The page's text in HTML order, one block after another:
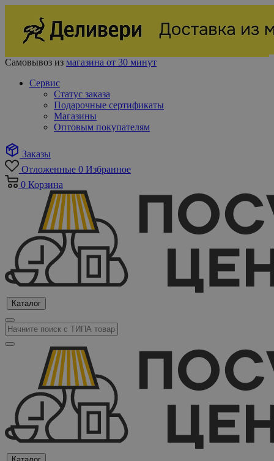
Самовывоз из магазина от 30 минут
Сервис
Статус заказа
Подарочные сертификаты
Магазины
Оптовым покупателям
Заказы
Отложенные 0 Избранное
0 Корзина
Каталог